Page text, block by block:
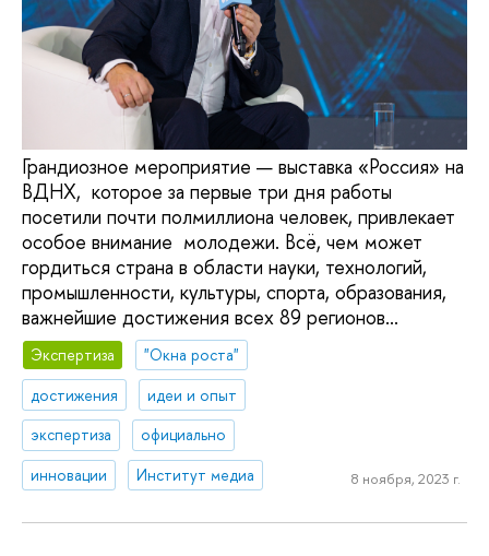
Грандиозное мероприятие — выставка «Россия» на
ВДНХ, которое за первые три дня работы
посетили почти полмиллиона человек, привлекает
особое внимание молодежи. Всё, чем может
гордиться страна в области науки, технологий,
промышленности, культуры, спорта, образования,
важнейшие достижения всех 89 регионов...
Экспертиза
"Окна роста"
достижения
идеи и опыт
экспертиза
официально
инновации
Институт медиа 8 ноября, 2023 г.